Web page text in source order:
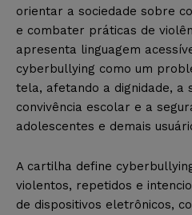
orientar a sociedade sobre
e combater práticas de
apresenta linguagem
cyberbullying como um
tela, afetando a dignidade, a
convivência escolar e a
adolescentes e demais
A cartilha define
violentos, repetidos e
de dispositivos eletrônicos,